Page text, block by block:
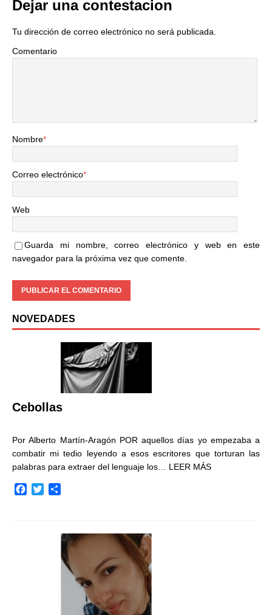
Dejar una contestacion
Tu dirección de correo electrónico no será publicada.
Comentario
Nombre*
Correo electrónico*
Web
Guarda mi nombre, correo electrónico y web en este
navegador para la próxima vez que comente.
NOVEDADES
Cebollas
Por Alberto Martín-Aragón POR aquellos días yo empezaba a
combatir mi tedio leyendo a esos escritores que torturan las
palabras para extraer del lenguaje los… LEER MÁS
a
t